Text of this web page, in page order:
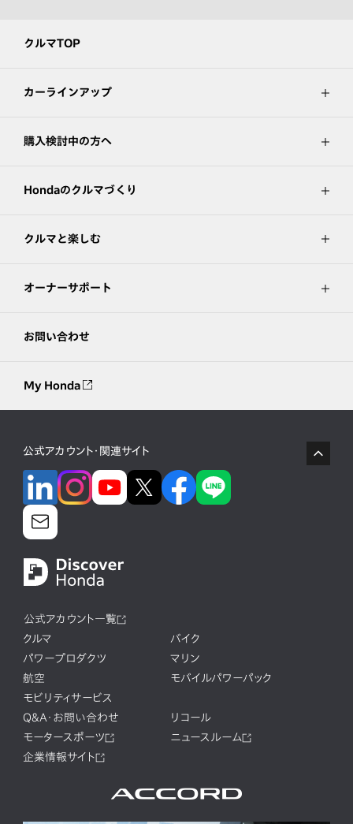
クルマTOP
カーラインアップ
購入検討中の方へ
Hondaのクルマづくり
クルマと楽しむ
オーナーサポート
お問い合わせ
My Honda
公式アカウント・関連サイト
公式アカウント一覧
クルマ
バイク
パワープロダクツ
マリン
航空
モバイルパワーパック
モビリティサービス
Q&A・お問い合わせ
リコール
モータースポーツ
ニュースルーム
企業情報サイト